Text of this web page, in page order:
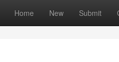
Home New Submit